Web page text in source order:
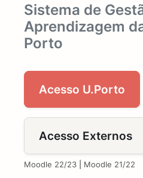
Sistema de
Aprendizagem
Porto
Acesso U.Porto
Acesso Externos
Moodle 22/23 Moodle 21/22